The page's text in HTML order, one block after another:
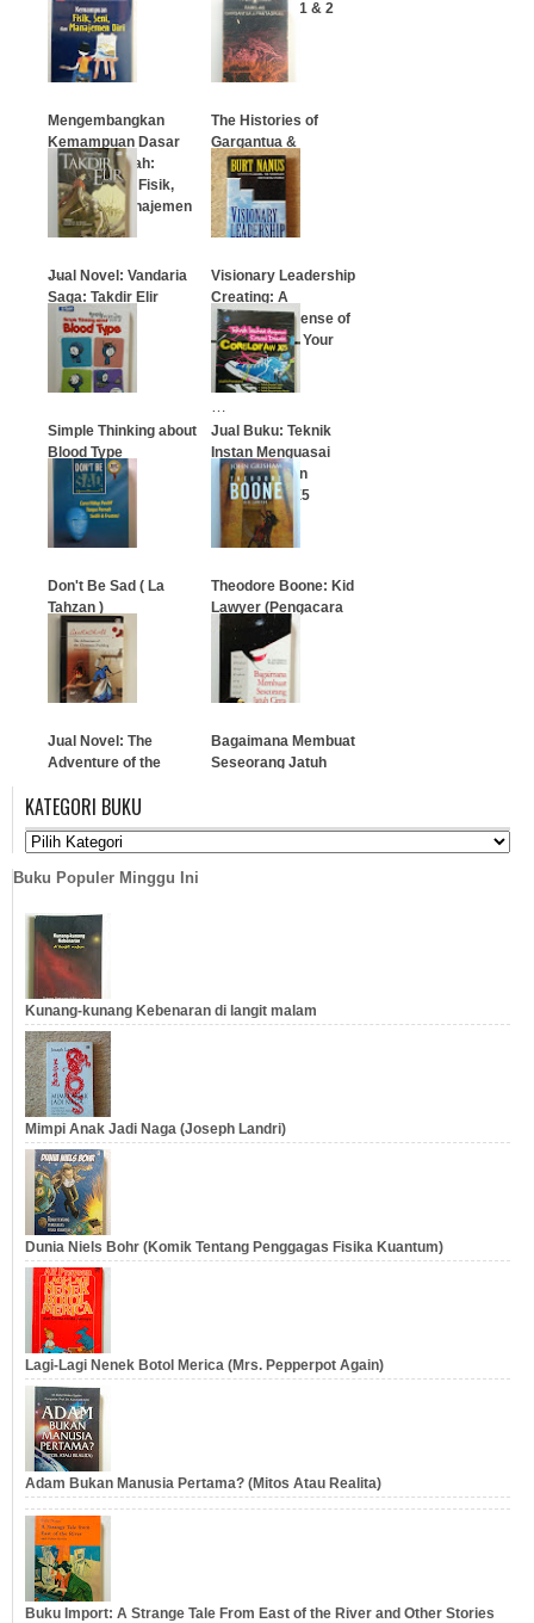
Lee Iacocca Perang) Jilid 1 & 2
…
Mengembangkan
Kemampuan Dasar
Balita di rumah:
Kemampuan Fisik,
Seni, dan Manajemen
Diri
…
The Histories of
Gargantua &
Pantagruel
…
Jual Novel: Vandaria
Saga: Takdir Elir
(Trilogi Elir)
…
Visionary Leadership
Creating: A
Compelling Sense of
Direction For Your
Organization
Simple Thinking about
Blood Type
Jual Buku: Teknik
Instan Menguasai
Kreasi Desain
CoredDraw X5
Don't Be Sad ( La
Tahzan )
Theodore Boone: Kid
Lawyer (Pengacara
Cilik)
Jual Novel: The
Adventure of the
(Skandal Perjamuan
Natal)
…
Bagaimana Membuat
Seseorang Jatuh
…
KATEGORI BUKU
Buku Populer Minggu Ini
Kunang-kunang Kebenaran di langit malam
Mimpi Anak Jadi Naga (Joseph Landri)
Dunia Niels Bohr (Komik Tentang Penggagas Fisika Kuantum)
Lagi-Lagi Nenek Botol Merica (Mrs. Pepperpot Again)
Adam Bukan Manusia Pertama? (Mitos Atau Realita)
Buku Import: A Strange Tale From East of the River and Other Stories